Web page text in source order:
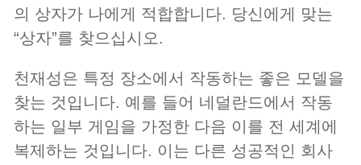
의 상자가 나에게 적합합니다. 당신에게 맞는
“상자”를 찾으십시오.
천재성은 특정 장소에서 작동하는 좋은 모델을
찾는 것입니다. 예를 들어 네덜란드에서 작동
하는 일부 게임을 가정한 다음 이를 전 세계에
복제하는 것입니다. 이는 다른 성공적인 회사